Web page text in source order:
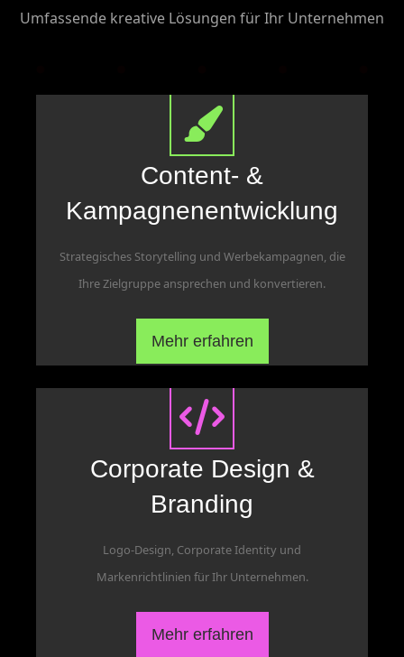
Umfassende kreative Lösungen für Ihr Unternehmen
Content- &
Kampagnenentwicklung
Strategisches Storytelling und Werbekampagnen, die
Ihre Zielgruppe ansprechen und konvertieren.
Mehr erfahren
Corporate Design &
Branding
Logo-Design, Corporate Identity und
Markenrichtlinien für Ihr Unternehmen.
Mehr erfahren